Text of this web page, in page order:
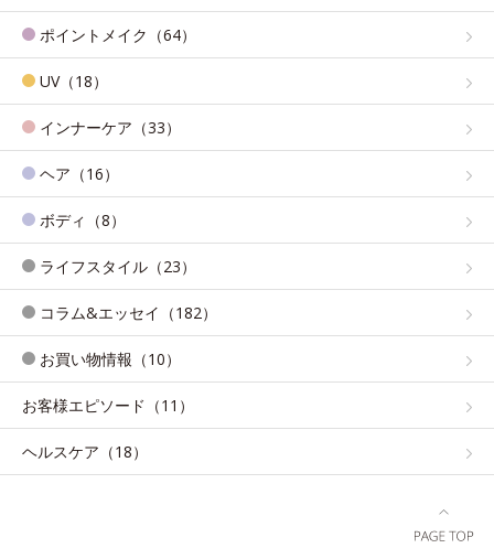
ポイントメイク（64）
UV（18）
インナーケア（33）
ヘア（16）
ボディ（8）
ライフスタイル（23）
コラム&エッセイ（182）
お買い物情報（10）
お客様エピソード（11）
ヘルスケア（18）